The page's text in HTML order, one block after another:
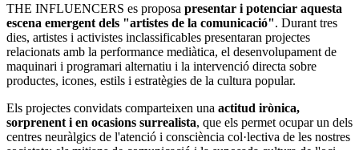
THE INFLUENCERS es proposa presentar i potenciar aquesta
escena emergent dels "artistes de la comunicació". Durant tres
dies, artistes i activistes inclassificables presentaran projectes
relacionats amb la performance mediàtica, el desenvolupament de
maquinari i programari alternatiu i la intervenció directa sobre
productes, icones, estils i estratègies de la cultura popular.
Els projectes convidats comparteixen una actitud irònica,
sorprenent i en ocasions surrealista, que els permet ocupar un dels
centres neuràlgics de l'atenció i consciència col·lectiva de les nostres